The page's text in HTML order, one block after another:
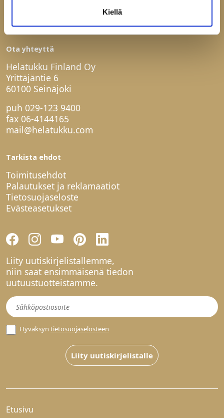
Kiellä
Ota yhteyttä
Helatukku Finland Oy
Yrittäjäntie 6
60100 Seinäjoki
puh 029-123 9400
fax 06-4144165
mail@helatukku.com
Tarkista ehdot
Toimitusehdot
Palautukset ja reklamaatiot
Tietosuojaseloste
Evästeasetukset
Liity uutiskirjelistallemme,
niin saat ensimmäisenä tiedon
uutuustuotteistamme.
Uutiskirje
Hyväksyn tietosuojaselosteen
Liity uutiskirjelistalle
Etusivu